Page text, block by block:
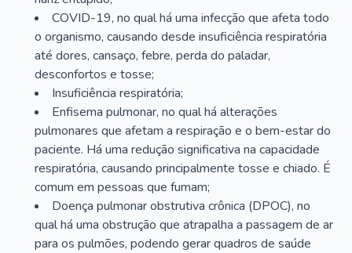
COVID-19, no qual há uma infecção que afeta todo
o organismo, causando desde insuficiência respiratória
até dores, cansaço, febre, perda do paladar,
desconfortos e tosse;
Insuficiência respiratória;
Enfisema pulmonar, no qual há alterações
pulmonares que afetam a respiração e o bem-estar do
paciente. Há uma redução significativa na capacidade
respiratória, causando principalmente tosse e chiado. É
comum em pessoas que fumam;
Doença pulmonar obstrutiva crônica (DPOC), no
qual há uma obstrução que atrapalha a passagem de ar
para os pulmões, podendo gerar quadros de saúde